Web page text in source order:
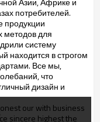
потребителей.
продукции
методов для
систему
находится в строгом
Все мы,
что
дизайн и
our with business
sincere highest the